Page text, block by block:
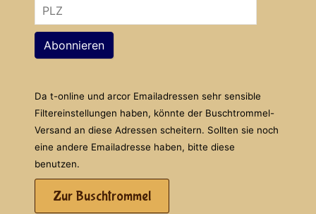
Abonnieren
Da t-online und arcor Emailadressen sehr sensible
Filtereinstellungen haben, könnte der Buschtrommel-
Versand an diese Adressen scheitern. Sollten sie noch
eine andere Emailadresse haben, bitte diese
benutzen.
Zur Buschtrommel